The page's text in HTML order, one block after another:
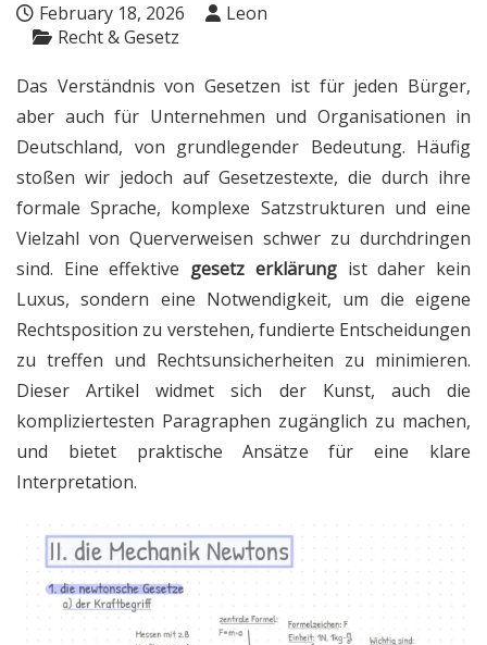
February 18, 2026
Leon
Recht & Gesetz
Das Verständnis von Gesetzen ist für jeden Bürger,
aber auch für Unternehmen und Organisationen in
Deutschland, von grundlegender Bedeutung. Häufig
stoßen wir jedoch auf Gesetzestexte, die durch ihre
formale Sprache, komplexe Satzstrukturen und eine
Vielzahl von Querverweisen schwer zu durchdringen
sind. Eine effektive gesetz erklärungist daher kein
Luxus, sondern eine Notwendigkeit, um die eigene
Rechtsposition zu verstehen, fundierte Entscheidungen
zu treffen und Rechtsunsicherheiten zu minimieren.
Dieser Artikel widmet sich der Kunst, auch die
kompliziertesten Paragraphen zugänglich zu machen,
und bietet praktische Ansätze für eine klare
Interpretation.